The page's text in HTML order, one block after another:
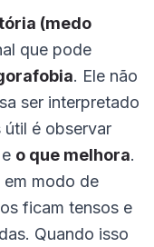
(medo
que pode
. Ele não
ser interpretado
útil é observar
e o que melhora.
em modo de
ficam tensos e
Quando isso